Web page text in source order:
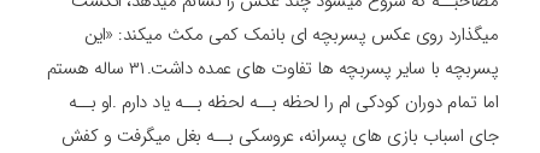
میگذارد روی عکس پسربچه ای بانمک کمی مکث میکند: «این
پسربچه با سایر پسربچه ها تفاوت های عمده داشت.۳۱ ساله هستم
اما تمام دوران کودکی ام را لحظه بــه لحظه بــه یاد دارم .او بــه
جای اسباب بازی های پسرانه، عروسکی بــه بغل میگرفت و کفش